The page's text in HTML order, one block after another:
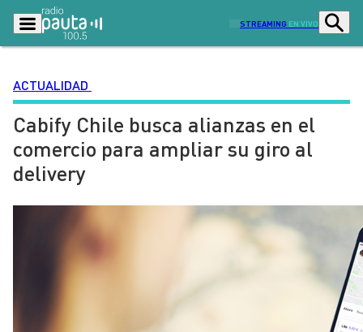
STREAMING EN VIVO
Podcasts Programas
Lo Último Actualidad
Ciudad
Opinión
Señal 2
ACTUALIDAD
Cabify Chile busca alianzas en el
comercio para ampliar su giro al
delivery